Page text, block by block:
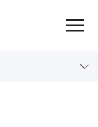
열